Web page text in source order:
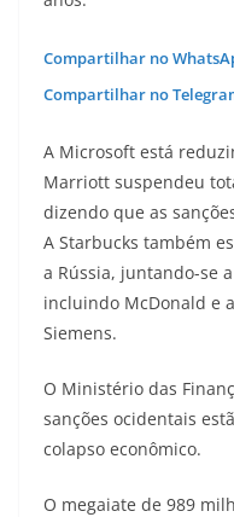
Compartilhar no
Compartilhar no
A Microsoft está
Marriott suspendeu
dizendo que as
A Starbucks também
a Rússia, juntando-se
incluindo McDonald e
Siemens.
O Ministério das
sanções ocidentais
colapso econômico.
O megaiate de 989